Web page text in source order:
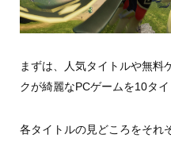
まずは、人気タイトルや無料
クが綺麗なPCゲームを10タイ
各タイトルの見どころをそれ